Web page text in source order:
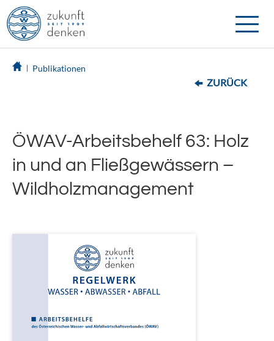
Toggle
Publikationen
ZURÜCK
ÖWAV-Arbeitsbehelf 63: Holz
in und an Fließgewässern –
Wildholzmanagement